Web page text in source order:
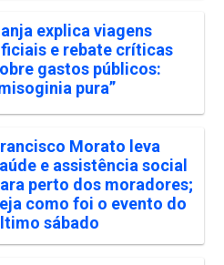
explica viagens
e rebate críticas
gastos públicos:
pura”
Morato leva
e assistência social
perto dos moradores;
como foi o evento do
sábado